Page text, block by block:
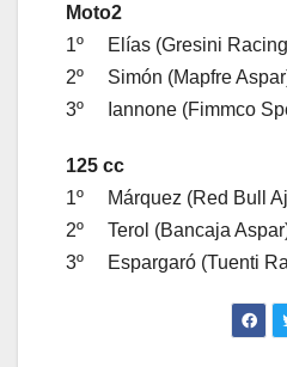
Moto2
1º Elías (Gresini
2º Simón (Mapfre
3º Iannone (Fimmco
125 cc
1º Márquez (Red Bull
2º Terol (Bancaja
3º Espargaró (Tuenti